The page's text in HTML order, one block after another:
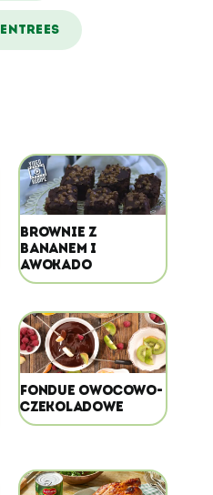
ENTREES
BROWNIE Z
BANANEM I
AWOKADO
FONDUE OWOCOWO-
CZEKOLADOWE